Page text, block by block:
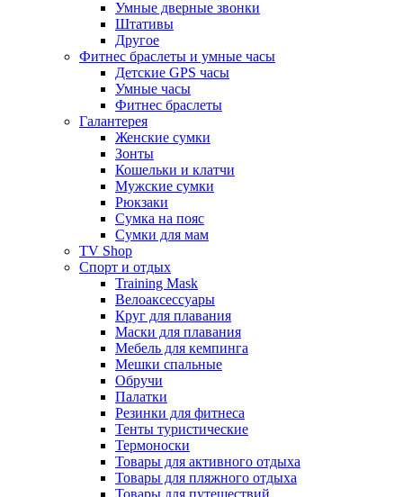
Умные дверные звонки
Штативы
Другое
Фитнес браслеты и умные часы
Детские GPS часы
Умные часы
Фитнес браслеты
Галантерея
Женские сумки
Зонты
Кошельки и клатчи
Мужские сумки
Рюкзаки
Сумка на пояс
Сумки для мам
TV Shop
Спорт и отдых
Training Mask
Велоаксессуары
Круг для плавания
Маски для плавания
Мебель для кемпинга
Мешки спальные
Обручи
Палатки
Резинки для фитнеса
Тенты туристические
Термоноски
Товары для активного отдыха
Товары для пляжного отдыха
Товары для путешествий